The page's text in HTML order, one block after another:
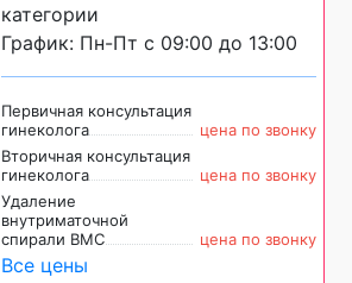
категории
График: Пн-Пт с 09:00 до 13:00
Первичная консультация
гинеколога
цена по звонку
Вторичная консультация
гинеколога
цена по звонку
Удаление
внутриматочной
спирали ВМС
цена по звонку
Все цены